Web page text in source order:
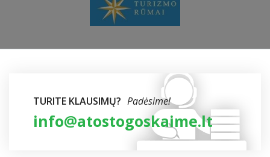
TURITE KLAUSIMŲ? Padėsime!
info@atostogoskaime.lt